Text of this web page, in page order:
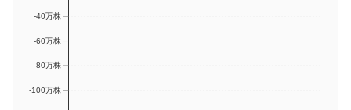
-100万株
-80万株
-60万株
-40万株